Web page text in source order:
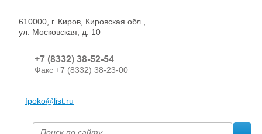
610000, г. Киров, Кировская обл.,
ул. Московская, д. 10
+7 (8332) 38-52-54
Факс +7 (8332) 38-23-00
fpoko@list.ru